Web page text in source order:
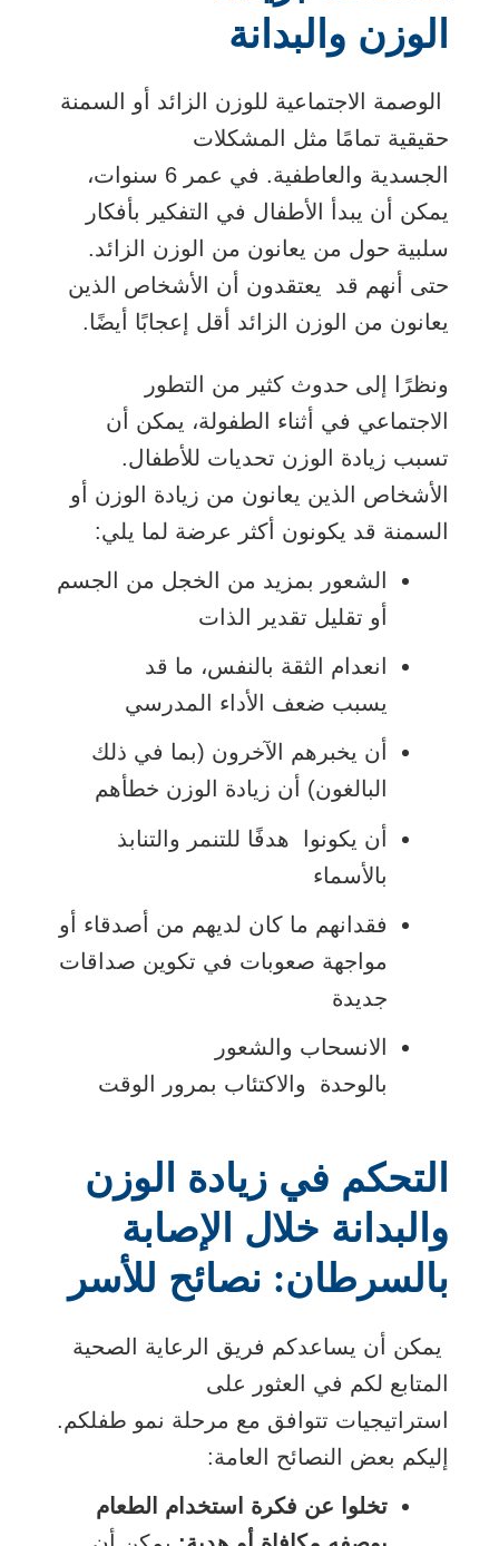
الوزن والبدانة
الوصمة الاجتماعية للوزن الزائد أو السمنة
حقيقية تمامًا مثل المشكلات
الجسدية والعاطفية. في عمر 6 سنوات،
يمكن أن يبدأ الأطفال في التفكير بأفكار
سلبية حول من يعانون من الوزن الزائد.
حتى أنهم قد يعتقدون أن الأشخاص الذين
يعانون من الوزن الزائد أقل إعجابًا أيضًا.
ونظرًا إلى حدوث كثير من التطور
الاجتماعي في أثناء الطفولة، يمكن أن
تسبب زيادة الوزن تحديات للأطفال.
الأشخاص الذين يعانون من زيادة الوزن أو
السمنة قد يكونون أكثر عرضة لما يلي:
الشعور بمزيد من الخجل من الجسم
أو تقليل تقدير الذات
انعدام الثقة بالنفس، ما قد
يسبب ضعف الأداء المدرسي
أن يخبرهم الآخرون (بما في ذلك
البالغون) أن زيادة الوزن خطأهم
أن يكونوا هدفًا للتنمر والتنابذ
بالأسماء
فقدانهم ما كان لديهم من أصدقاء أو
مواجهة صعوبات في تكوين صداقات
جديدة
الانسحاب والشعور
بالوحدة والاكتئاب بمرور الوقت
التحكم في زيادة الوزن
والبدانة خلال الإصابة
بالسرطان: نصائح للأسر
يمكن أن يساعدكم فريق الرعاية الصحية
المتابع لكم في العثور على
استراتيجيات تتوافق مع مرحلة نمو طفلكم.
إليكم بعض النصائح العامة:
تخلوا عن فكرة استخدام الطعام